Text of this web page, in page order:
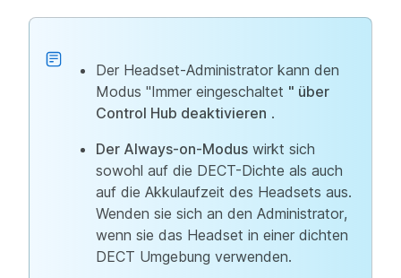
Der Headset-Administrator kann den
Modus "Immer eingeschaltet " über
Control Hub deaktivieren .
Der Always-on-Modus wirkt sich
sowohl auf die DECT-Dichte als auch
auf die Akkulaufzeit des Headsets aus.
Wenden sie sich an den Administrator,
wenn sie das Headset in einer dichten
DECT Umgebung verwenden.